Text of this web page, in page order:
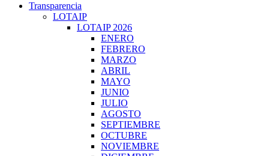
Transparencia
LOTAIP
LOTAIP 2026
ENERO
FEBRERO
MARZO
ABRIL
MAYO
JUNIO
JULIO
AGOSTO
SEPTIEMBRE
OCTUBRE
NOVIEMBRE